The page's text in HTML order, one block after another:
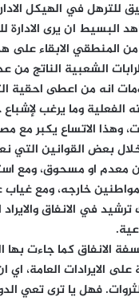
البسيط ان يرى الادارة
المنطقي الابقاء على
الشعبية الناتج من
انه من اعطى احقية
الفعلية وما يرغب
وهذا الاتساع يكبر مع
بعض القوانين التي
معدم او مسحوق، ومع
خارجه، ومع
ترشيد في الانفاق
الانفاق كما جاءت بها
على الايرادات العامة،
فهل يا ترى تعي